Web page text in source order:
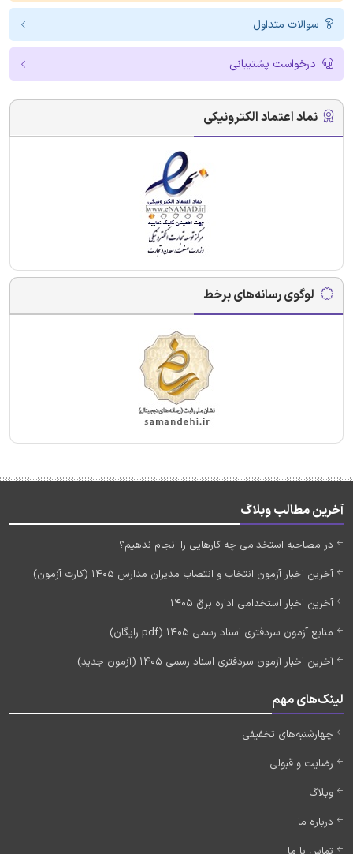
سوالات متداول
درخواست پشتیبانی
نماد اعتماد الکترونیکی
لوگوی رسانه‌های برخط
آخرین مطالب وبلاگ
در مصاحبه استخدامی چه کارهایی را انجام ندهیم؟
آخرین اخبار آزمون انتخاب و انتصاب مدیران مدارس 1405 (کارت آزمون)
آخرین اخبار استخدامی اداره برق 1405
منابع آزمون سردفتری اسناد رسمی 1405 (pdf رایگان)
آخرین اخبار آزمون سردفتری اسناد رسمی 1405 (آزمون جدید)
لینک‌های مهم
چهارشنبه‌های تخفیفی
رضایت و قبولی
وبلاگ
درباره ما